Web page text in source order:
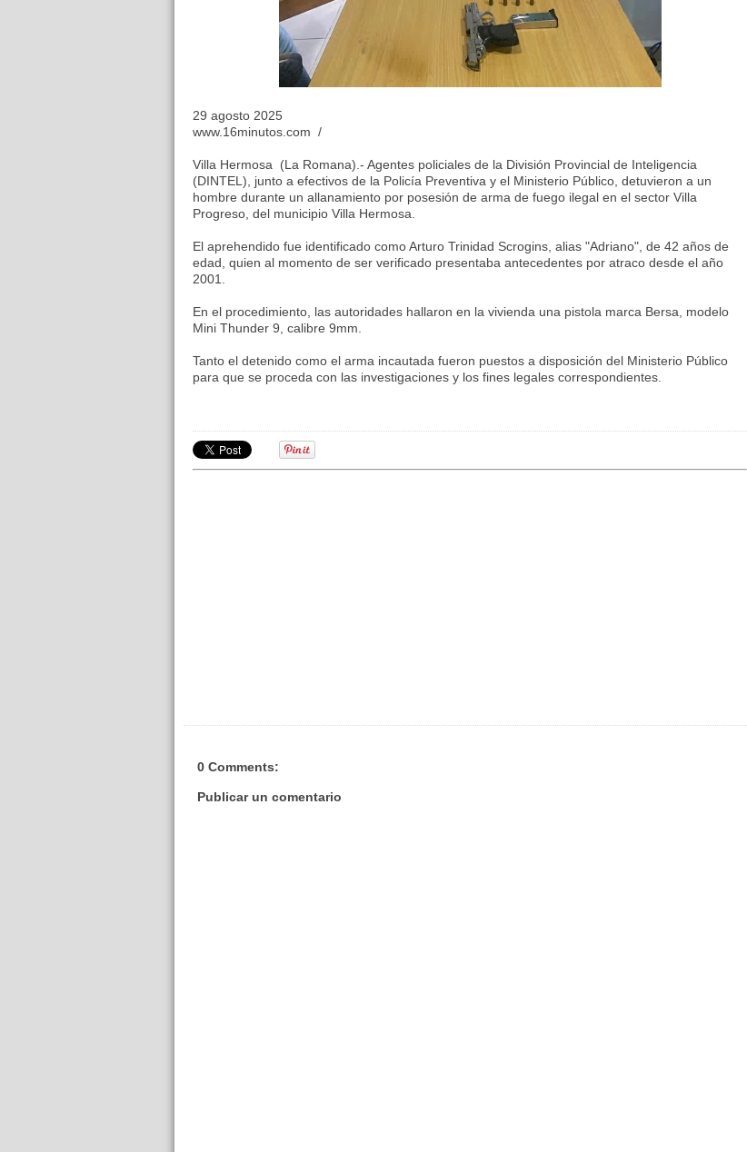
29 agosto 2025
www.16minutos.com /
Villa Hermosa (La Romana).- Agentes policiales de la División Provincial de Inteligencia
(DINTEL), junto a efectivos de la Policía Preventiva y el Ministerio Público, detuvieron a un
hombre durante un allanamiento por posesión de arma de fuego ilegal en el sector Villa
Progreso, del municipio Villa Hermosa.
El aprehendido fue identificado como Arturo Trinidad Scrogins, alias "Adriano", de 42 años de
edad, quien al momento de ser verificado presentaba antecedentes por atraco desde el año
2001.
En el procedimiento, las autoridades hallaron en la vivienda una pistola marca Bersa, modelo
Mini Thunder 9, calibre 9mm.
Tanto el detenido como el arma incautada fueron puestos a disposición del Ministerio Público
para que se proceda con las investigaciones y los fines legales correspondientes.
0 Comments:
Publicar un comentario